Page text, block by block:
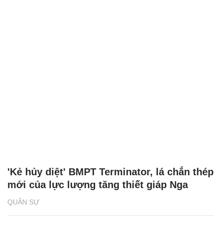
QUÂN SỰ
'Kẻ hủy diệt' BMPT Terminator, lá chắn thép
mới của lực lượng tăng thiết giáp Nga